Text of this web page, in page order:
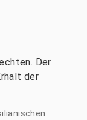
Der
der